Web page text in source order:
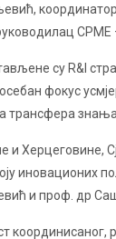
координатор
су R&I
фокус
знања
и Херцеговине,
иновационих
и проф. др